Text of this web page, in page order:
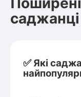
саджанці
✅ Які